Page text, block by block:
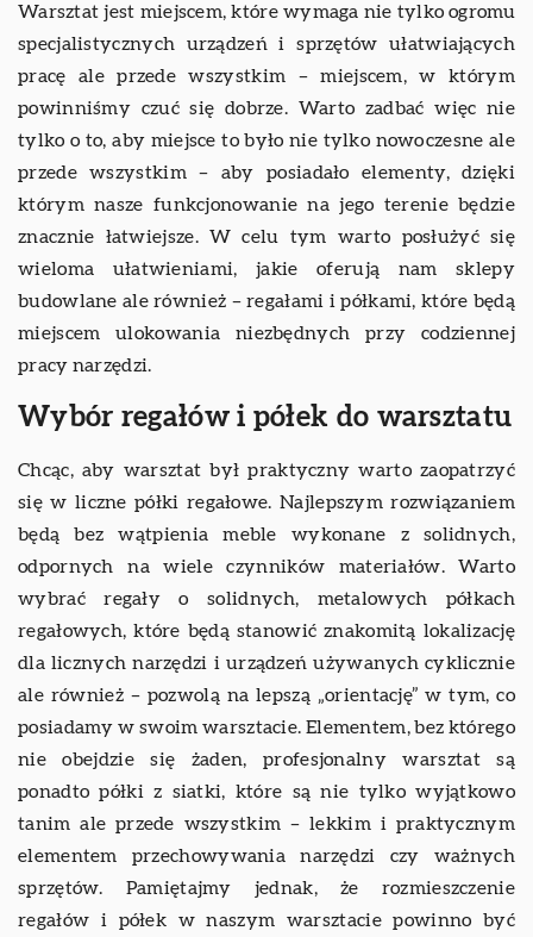
Warsztat jest miejscem, które wymaga nie tylko ogromu
specjalistycznych urządzeń i sprzętów ułatwiających
pracę ale przede wszystkim – miejscem, w którym
powinniśmy czuć się dobrze. Warto zadbać więc nie
tylko o to, aby miejsce to było nie tylko nowoczesne ale
przede wszystkim – aby posiadało elementy, dzięki
którym nasze funkcjonowanie na jego terenie będzie
znacznie łatwiejsze. W celu tym warto posłużyć się
wieloma ułatwieniami, jakie oferują nam sklepy
budowlane ale również – regałami i półkami, które będą
miejscem ulokowania niezbędnych przy codziennej
pracy narzędzi.
Wybór regałów i półek do warsztatu
Chcąc, aby warsztat był praktyczny warto zaopatrzyć
się w liczne półki regałowe. Najlepszym rozwiązaniem
będą bez wątpienia meble wykonane z solidnych,
odpornych na wiele czynników materiałów. Warto
wybrać regały o solidnych, metalowych półkach
regałowych, które będą stanowić znakomitą lokalizację
dla licznych narzędzi i urządzeń używanych cyklicznie
ale również – pozwolą na lepszą „orientację” w tym, co
posiadamy w swoim warsztacie. Elementem, bez którego
nie obejdzie się żaden, profesjonalny warsztat są
ponadto półki z siatki, które są nie tylko wyjątkowo
tanim ale przede wszystkim – lekkim i praktycznym
elementem przechowywania narzędzi czy ważnych
sprzętów. Pamiętajmy jednak, że rozmieszczenie
regałów i półek w naszym warsztacie powinno być